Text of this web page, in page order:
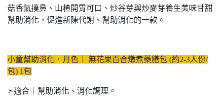
菇香氣撲鼻、山楂開胃可口、炒谷芽與炒麥芽養生美味甘甜
幫助消化，促進新陳代謝、幫助消化的一款。
小童幫助消化．月色｜ 無花果百合燉煮藥膳包 (約2-3人份/
包) 1包
➣適合｜幫助消化、消化調理。